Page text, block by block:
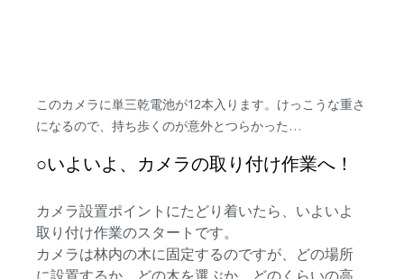
このカメラに単三乾電池が12本入ります。けっこうな重さ
になるので、持ち歩くのが意外とつらかった…
○いよいよ、カメラの取り付け作業へ！
カメラ設置ポイントにたどり着いたら、いよいよ
取り付け作業のスタートです。
カメラは林内の木に固定するのですが、どの場所